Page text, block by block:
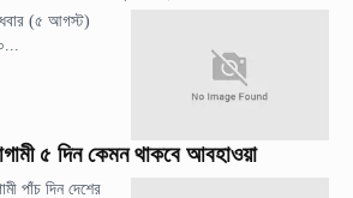
(৫ আগস্ট)
৫ দিন কেমন থাকবে আবহাওয়া
পাঁচ দিন দেশের